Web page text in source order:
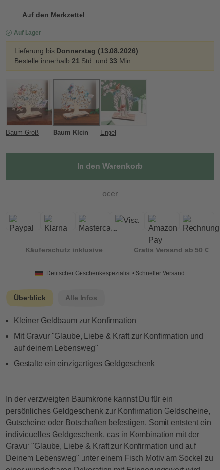
Auf den Merkzettel
Auf Lager
Lieferung bis Donnerstag (13.08.2026).
Bestelle innerhalb 21 Std. und 33 Min.
Baum Groß Baum Klein Engel
In den Warenkorb
oder
Käuferschutz inklusive Gratis Versand ab 50 €
Deutscher Geschenkespezialist • Schneller Versand
Überblick Alle Infos
Kleiner Geldbaum zur Konfirmation
Mit Gravur "Glaube, Liebe & Kraft zur Konfirmation und
auf deinem Lebensweg"
Gestalte ein einzigartiges Geldgeschenk
In der verzweigten Baumkrone kannst Du für ein
persönliches Geldgeschenk zur Konfirmation Geldscheine,
Gutscheine oder Botschaften befestigen. Somit entsteht ein
individuelles Geldgeschenk, das in Kombination mit der
Gravur "Glaube, Liebe & Kraft zur Konfirmation und auf
Deinem Lebensweg" unter einem Fisch Motiv am Sockel zu